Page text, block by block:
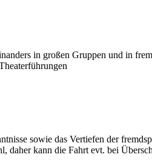
in großen Gruppen und in
sowie das Vertiefen der
daher kann die Fahrt evt. bei